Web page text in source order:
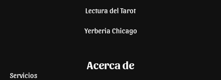
Lectura del Tarot
Yerberia Chicago
Acerca de
Servicios